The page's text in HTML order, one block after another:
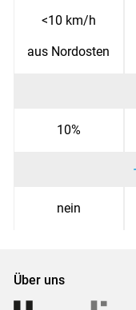
<10 km/h
aus Nordosten
10%
nein
Über uns